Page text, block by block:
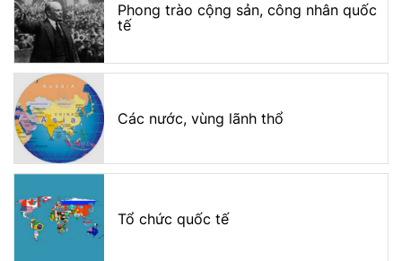
Phong trào cộng sản, công nhân quốc
tế
Các nước, vùng lãnh thổ
Tổ chức quốc tế